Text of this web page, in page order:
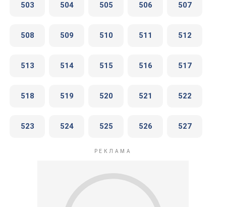
503 504 505 506 507
508 509 510 511 512
513 514 515 516 517
518 519 520 521 522
523 524 525 526 527